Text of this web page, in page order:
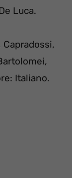
Luca.
Italiano.